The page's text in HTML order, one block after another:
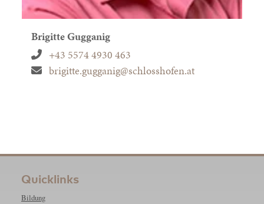
Brigitte Gugganig
+43 5574 4930 463
brigitte.gugganig@schlosshofen.at
Quicklinks
Bildung